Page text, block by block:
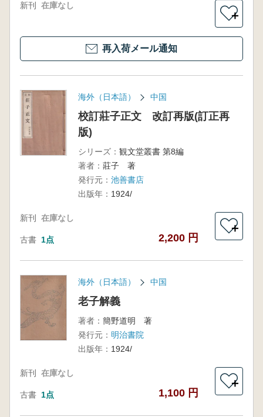
新刊 在庫なし
＋
再入荷メール通知
海外（日本語） 中国
校訂莊子正文 改訂再版(訂正再
版)
シリーズ： 観文堂叢書 第8編
著者： 莊子 著
発行元： 池善書店
出版年： 1924/
新刊 在庫なし
古書 1点 2,200 円
＋
海外（日本語） 中国
老子解義
著者： 簡野道明 著
発行元： 明治書院
出版年： 1924/
新刊 在庫なし
古書 1点 1,100 円
＋